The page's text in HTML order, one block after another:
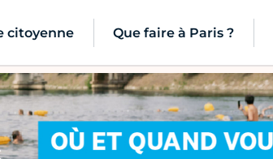
citoyenne Que faire à Paris ?